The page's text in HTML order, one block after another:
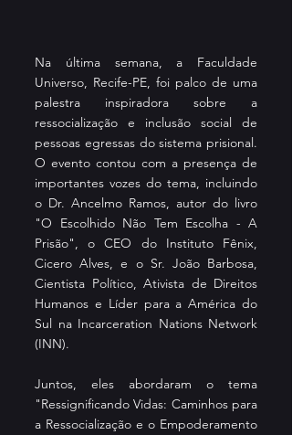
Na última semana, a Faculdade
Universo, Recife-PE, foi palco de uma
palestra inspiradora sobre a
ressocialização e inclusão social de
pessoas egressas do sistema prisional.
O evento contou com a presença de
importantes vozes do tema, incluindo
o Dr. Ancelmo Ramos, autor do livro
"O Escolhido Não Tem Escolha - A
Prisão", o CEO do Instituto Fênix,
Cicero Alves, e o Sr. João Barbosa,
Cientista Político, Ativista de Direitos
Humanos e Líder para a América do
Sul na Incarceration Nations Network
(INN).
Juntos, eles abordaram o tema
"Ressignificando Vidas: Caminhos para
a Ressocialização e o Empoderamento